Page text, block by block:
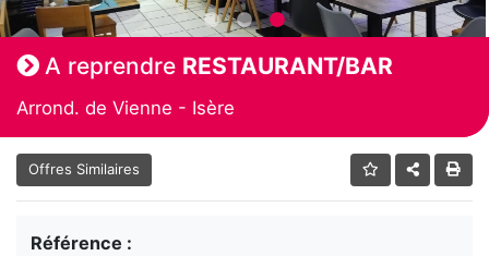
A reprendre RESTAURANT/BAR
Arrond. de Vienne - Isère
Offres Similaires
Référence :